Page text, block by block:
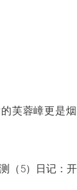
的芙蓉嶂更是